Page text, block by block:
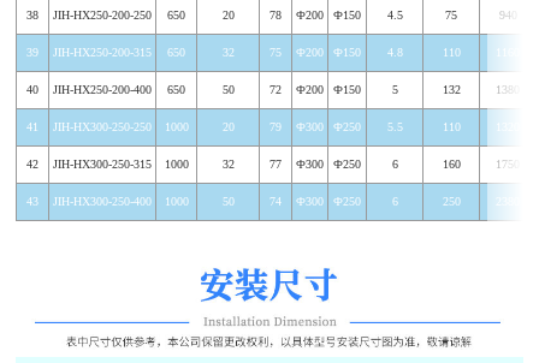
38 JIH-HX250-200-250 650 20 78 Ф200 Ф150 4.5 75 940
39 JIH-HX250-200-315 650 32 75 Ф200 Ф150 4.8 110 1160
40 JIH-HX250-200-400 650 50 72 Ф200 Ф150 5 132 1380
41 JIH-HX300-250-250 1000 20 79 Ф300 Ф250 5.5 110 1320
42 JIH-HX300-250-315 1000 32 77 Ф300 Ф250 6 160 1750
43 JIH-HX300-250-400 1000 50 74 Ф300 Ф250 6 250